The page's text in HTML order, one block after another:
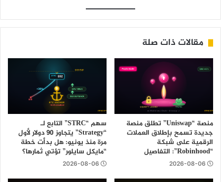
مقالات ذات صلة
منصة “Uniswap” تطلق منصة
جديدة تسمح بإطلاق العملات
الرقمية على شبكة
“Robinhood”: التفاصيل
2026-08-06
سهم “STRC” التابع لـ
“Strategy” يتجاوز 90 دولار لأول
مرة منذ يونيو: هل بدأت خطة
“مايكل سايلور” تؤتي ثمارها؟
2026-08-06